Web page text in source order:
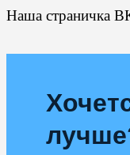
Наша страничка